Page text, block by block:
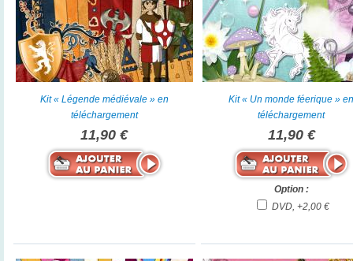
Kit « Légende médiévale » en
téléchargement
11,90 €
Kit « Un monde féerique »
téléchargement
11,90 €
Option :
DVD, +2,00 €